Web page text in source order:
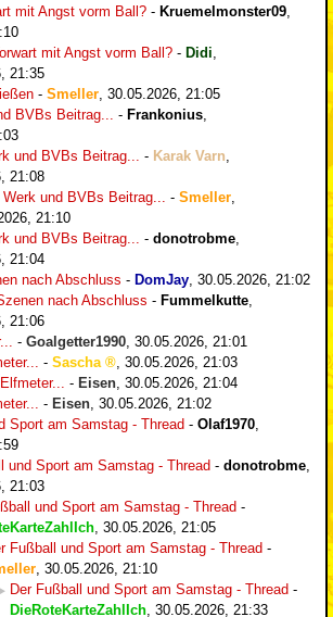
mit Angst vorm Ball? - Kruemelmonster09
mit Angst vorm Ball? - Didi
21:35
- Smeller 30.05.2026, 21:05
BVBs Beitrag...
- Frankonius
und BVBs Beitrag...
- Karak Varn
21:08
und BVBs Beitrag...
- Smeller
21:10
und BVBs Beitrag...
- donotrobme
21:04
nach Abschluss - DomJay 30.05.2026, 21:02
nach Abschluss - Fummelkutte
21:06
- Goalgetter1990 30.05.2026, 21:01
- Sascha
30.05.2026, 21:03
- Eisen 30.05.2026, 21:04
- Eisen 30.05.2026, 21:02
Sport am Samstag - Thread - Olaf1970
und Sport am Samstag - Thread - donotrobme
21:03
und Sport am Samstag - Thread -
30.05.2026, 21:05
Fußball und Sport am Samstag - Thread -
30.05.2026, 21:10
Der Fußball und Sport am Samstag - Thread -
DieRoteKarteZahlIch 30.05.2026, 21:33